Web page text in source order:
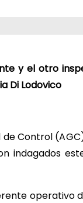
y el otro
Di Lodovico
Control
indagados
operativo